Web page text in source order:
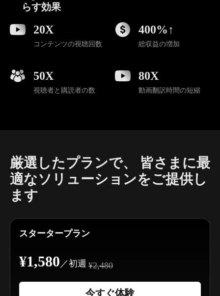
らす効果
20X
コンテンツの視聴回数
400%↑
総収益の増加
50X
視聴者と購読者の数
80X
動画翻訳時間の短縮
厳選したプランで、 皆さまに最
適なソリューションをご提供し
ます
スタータープラン
¥1,580 ／初週 ¥2,480
今すぐ体験